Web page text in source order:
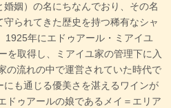
姻）の名にちなんでおり、その名
られてきた歴史を持つ稀有なシャ
1925年にエドゥアール・ミアイユ
を取得し、ミアイユ家の管理下に入
の流れの中で運営されていた時代で
も通じる優美さを湛えるワインが
ドゥアールの娘であるメイ＝エリア